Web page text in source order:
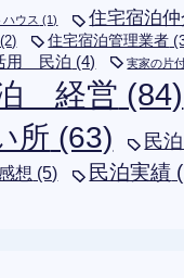
ハウス (1) 住宅宿泊
(2) 住宅宿泊管理業者
用 民泊 (4) 実家の片
経営 (84)
所 (63) 民
想 (5) 民泊実績